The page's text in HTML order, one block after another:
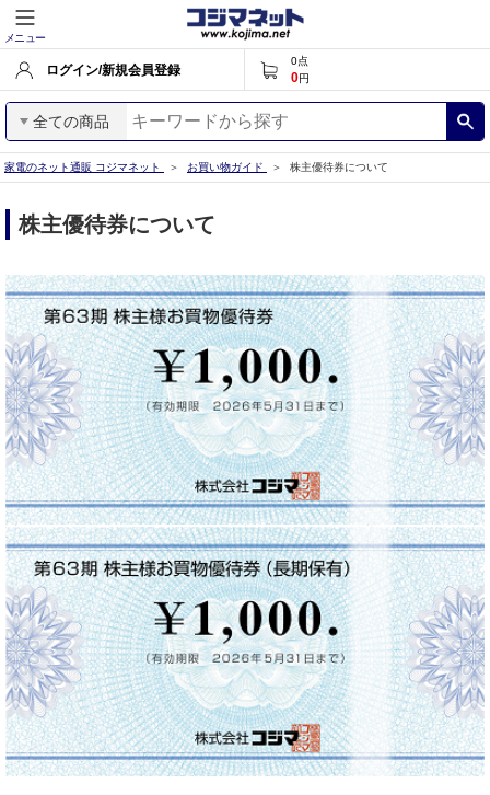
メニュー
ログイン/新規会員登録
0点
0円
全ての商品
家電のネット通販 コジマネット お買い物ガイド 株主優待券について
株主優待券について